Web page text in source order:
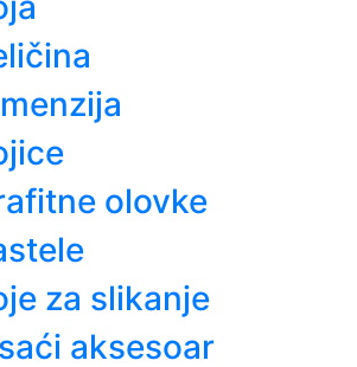
olovke
za slikanje
aksesoar